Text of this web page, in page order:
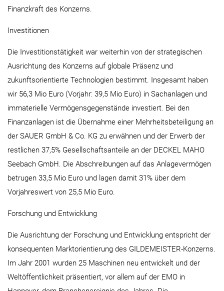
Finanzkraft des Konzerns.
Investitionen
Die Investitionstätigkeit war weiterhin von der strategischen
Ausrichtung des Konzerns auf globale Präsenz und
zukunftsorientierte Technologien bestimmt. Insgesamt haben
wir 56,3 Mio Euro (Vorjahr: 39,5 Mio Euro) in Sachanlagen und
immaterielle Vermögensgegenstände investiert. Bei den
Finanzanlagen ist die Übernahme einer Mehrheitsbeteiligung an
der SAUER GmbH & Co. KG zu erwähnen und der Erwerb der
restlichen 37,5% Gesellschaftsanteile an der DECKEL MAHO
Seebach GmbH. Die Abschreibungen auf das Anlagevermögen
betrugen 33,5 Mio Euro und lagen damit 31% über dem
Vorjahreswert von 25,5 Mio Euro.
Forschung und Entwicklung
Die Ausrichtung der Forschung und Entwicklung entspricht der
konsequenten Marktorientierung des GILDEMEISTER-Konzerns.
Im Jahr 2001 wurden 25 Maschinen neu entwickelt und der
Weltöffentlichkeit präsentiert, vor allem auf der EMO in